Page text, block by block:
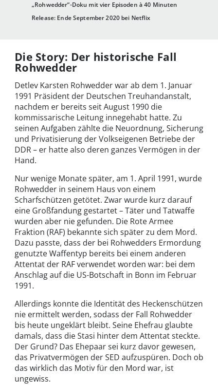
„Rohwedder“-Doku mit vier Episoden à 40 Minuten
Release: Ende September 2020 bei Netflix
Die Story: Der historische Fall
Rohwedder
Detlev Karsten Rohwedder war ab dem 1. Januar
1991 Präsident der Deutschen Treuhandanstalt,
nachdem er bereits seit August 1990 die
kommissarische Leitung innegehabt hatte. Zu
seinen Aufgaben zählte die Neuordnung, Sicherung
und Privatisierung der Volkseigenen Betriebe der
DDR – er hatte also deren ganzes Vermögen in der
Hand.
Nur wenige Monate später, am 1. April 1991, wurde
Rohwedder in seinem Haus von einem
Scharfschützen getötet. Zwar wurde kurz darauf
eine Großfandung gestartet – Täter und Tatwaffe
wurden aber nie gefunden. Die Rote Armee
Fraktion (RAF) bekannte sich später zu dem Mord.
Dazu passte, dass der bei Rohwedders Ermordung
genutzte Waffentyp bereits bei einem anderen
Attentat der RAF verwendet worden war: bei dem
Anschlag auf die US-Botschaft in Bonn im Februar
1991.
Allerdings konnte die Identität des Heckenschützen
nie ermittelt werden, sodass der Fall Rohwedder
bis heute ungeklärt bleibt. Seine Ehefrau glaubte
damals, dass die Stasi hinter dem Attentat steckte.
Der Grund? Das Ehepaar sei kurz davor gewesen,
das Privatvermögen der SED aufzuspüren. Doch ob
das wirklich das Motiv für den Mord war, ist
ungewiss.